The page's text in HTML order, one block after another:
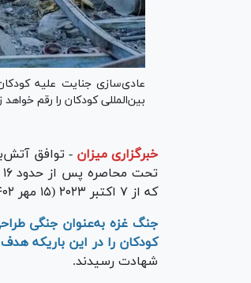
عادی‌سازی جنایت علیه
بین‌المللی کودکان را رقم خواهد
خبرگزاری میزان - توافق
که از ۷ اکتبر ۲۰۲۳ (۱۵ مهر ۱۴۰۲) مرتب تکرار می‌کرد، دست نیافت.
جنگ غزه به‌عنوان جنگی
کودکان را در این باریکه هدف
شهادت رسیدند.